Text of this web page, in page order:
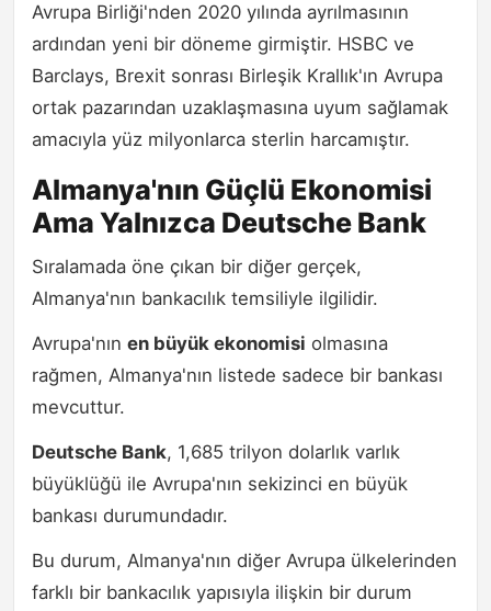
Avrupa Birliği'nden 2020 yılında ayrılmasının
ardından yeni bir döneme girmiştir. HSBC ve
Barclays, Brexit sonrası Birleşik Krallık'ın Avrupa
ortak pazarından uzaklaşmasına uyum sağlamak
amacıyla yüz milyonlarca sterlin harcamıştır.
Almanya'nın Güçlü Ekonomisi
Ama Yalnızca Deutsche Bank
Sıralamada öne çıkan bir diğer gerçek,
Almanya'nın bankacılık temsiliyle ilgilidir.
Avrupa'nın en büyük ekonomisi olmasına
rağmen, Almanya'nın listede sadece bir bankası
mevcuttur.
Deutsche Bank, 1,685 trilyon dolarlık varlık
büyüklüğü ile Avrupa'nın sekizinci en büyük
bankası durumundadır.
Bu durum, Almanya'nın diğer Avrupa ülkelerinden
farklı bir bankacılık yapısıyla ilişkin bir durum